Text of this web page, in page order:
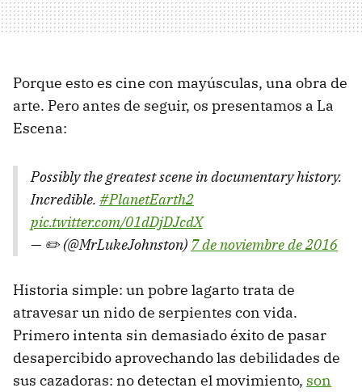
Porque esto es cine con mayúsculas, una obra de
arte. Pero antes de seguir, os presentamos a La
Escena:
Possibly the greatest scene in documentary history.
Incredible. #PlanetEarth2
pic.twitter.com/01dDjDJcdX
— ✏️ (@MrLukeJohnston) 7 de noviembre de 2016
Historia simple: un pobre lagarto trata de
atravesar un nido de serpientes con vida.
Primero intenta sin demasiado éxito de pasar
desapercibido aprovechando las debilidades de
sus cazadoras: no detectan el movimiento, son